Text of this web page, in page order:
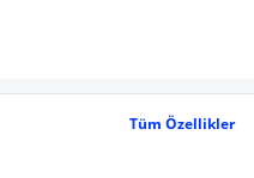
Tüm Özellikler